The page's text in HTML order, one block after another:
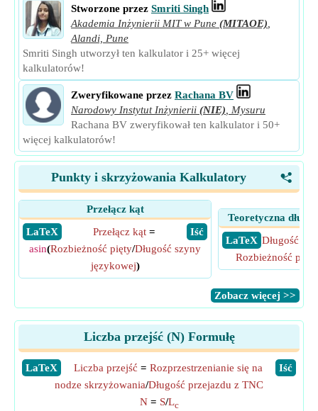
Stworzone przez Smriti Singh
Akademia Inżynierii MIT w Pune (MITAOE)
Alandi, Pune
Smriti Singh utworzył ten kalkulator i 25+ więcej
kalkulatorów!
Zweryfikowane przez Rachana BV
Narodowy Instytut Inżynierii (NIE)
Mysuru
Rachana BV zweryfikował ten kalkulator i 50+
więcej kalkulatorów!
<
Punkty i skrzyżowania Kalkulatory
Przełącz kąt
​ LaTeX
​ Iść
Przełącz kąt =
asin(Rozbieżność pięty/Długość szyny
językowej)
Teoretyczna
​ LaTeX Długość
Rozbieżność pięty
​Zobacz więcej >>
Liczba przejść (N) Formułę
​LaTeX ​Iść
Liczba przejść = Rozprzestrzenianie się na
nodze skrzyżowania/Długość przejazdu z TNC
N= S/Lc